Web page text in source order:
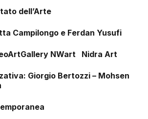
dell’Arte
Campilongo e Ferdan Yusufi
NWart Nidra Art
Giorgio Bertozzi – Mohsen